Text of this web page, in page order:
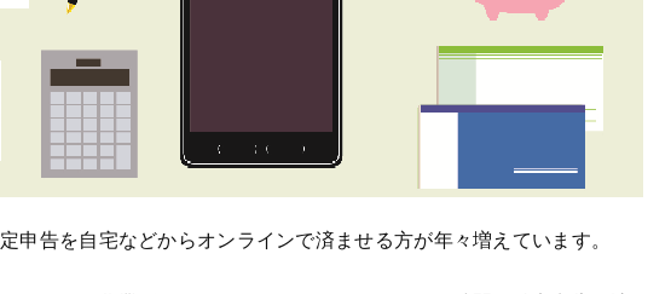
申告を自宅などからオンラインで済ませる方が年々増えています。